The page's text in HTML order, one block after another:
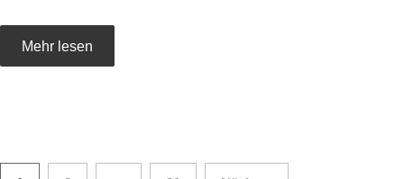
Mehr lesen